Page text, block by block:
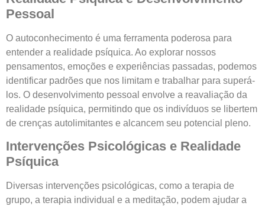
Pessoal
O autoconhecimento é uma ferramenta poderosa para
entender a realidade psíquica. Ao explorar nossos
pensamentos, emoções e experiências passadas, podemos
identificar padrões que nos limitam e trabalhar para superá-
los. O desenvolvimento pessoal envolve a reavaliação da
realidade psíquica, permitindo que os indivíduos se libertem
de crenças autolimitantes e alcancem seu potencial pleno.
Intervenções Psicológicas e Realidade
Psíquica
Diversas intervenções psicológicas, como a terapia de
grupo, a terapia individual e a meditação, podem ajudar a